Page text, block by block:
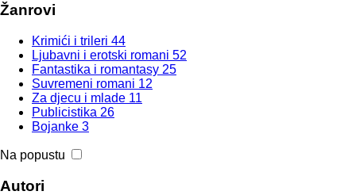
Žanrovi
Krimići i trileri 44
Ljubavni i erotski romani 52
Fantastika i romantasy 25
Suvremeni romani 12
Za djecu i mlade 11
Publicistika 26
Bojanke 3
Na popustu
Autori